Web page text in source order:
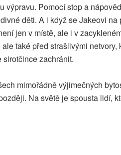
Pomocí stop a
děti. A i když se Jakeovi
jen v místě, ale i v
také před strašlivými
zachránit.
mimořádně výjimečných
Na světě je spousta lidí,